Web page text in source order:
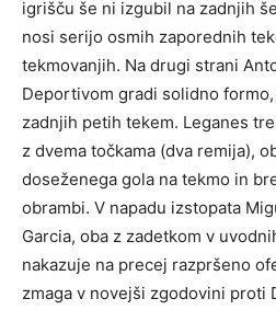
igrišču še ni izgubil na zadnjih
nosi serijo osmih zaporednih
tekmovanjih. Na drugi strani
Deportivom gradi solidno
zadnjih petih tekem. Leganes
z dvema točkama (dva remija),
doseženega gola na tekmo in
obrambi. V napadu izstopata
Garcia, oba z zadetkom v
nakazuje na precej razpršeno
zmaga v novejši zgodovini proti